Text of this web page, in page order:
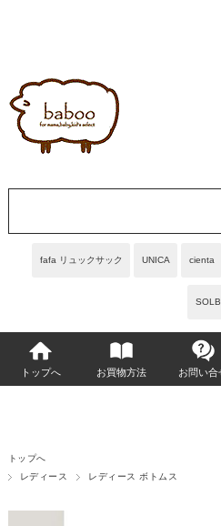
fafa リュックサック UNICA cienta
トップへ お買物方法 お問い合
トップへ
レディース
レディース ボトムス